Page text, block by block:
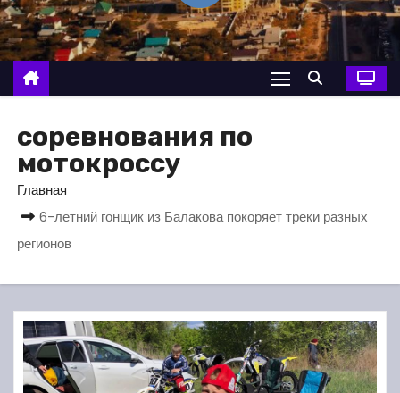
о
м
у
соревнования по
мотокроссу
Главная
6-летний гонщик из Балакова покоряет треки разных
регионов